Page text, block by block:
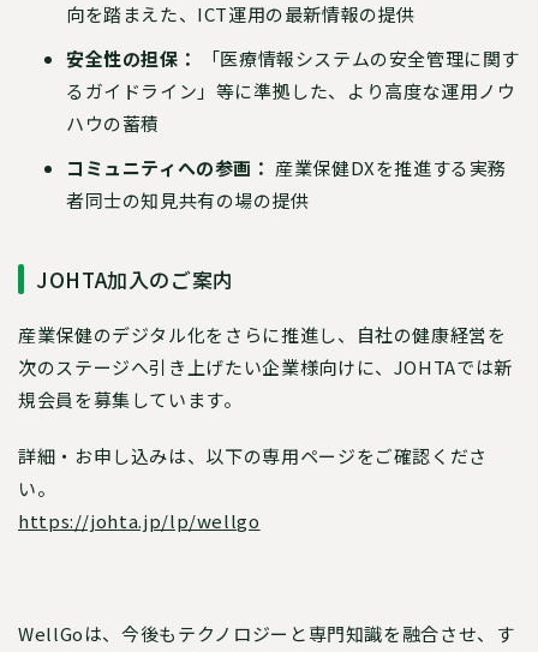
向を踏まえた、ICT運用の最新情報の提供
安全性の担保：
「医療情報システムの安全管理に関す
るガイドライン」等に準拠した、より高度な運用ノウ
ハウの蓄積
コミュニティへの参画： 産業保健DXを推進する実務
者同士の知見共有の場の提供
JOHTA加入のご案内
産業保健のデジタル化をさらに推進し、自社の健康経営を
次のステージへ引き上げたい企業様向けに、JOHTAでは新
規会員を募集しています。
詳細・お申し込みは、以下の専用ページをご確認くださ
い。
https://johta.jp/lp/wellgo
WellGoは、今後もテクノロジーと専門知識を融合させ、す